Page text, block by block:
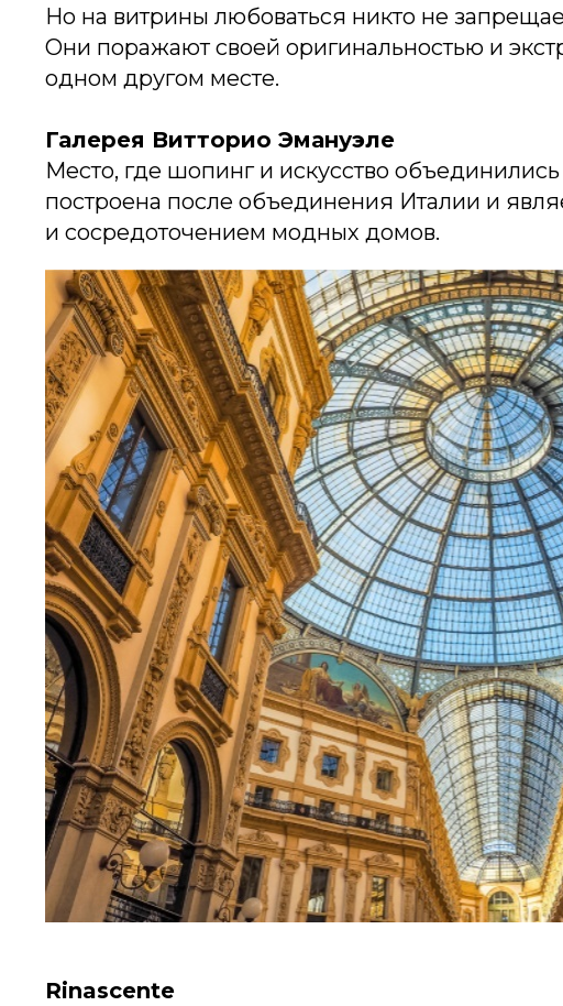
Но на витрины любоваться никто не
Они поражают своей оригинальностью и
одном другом месте.
Галерея Витторио Эмануэле
Место, где шопинг и искусство
построена после объединения Италии и
и сосредоточением модных домов.
Rinascente